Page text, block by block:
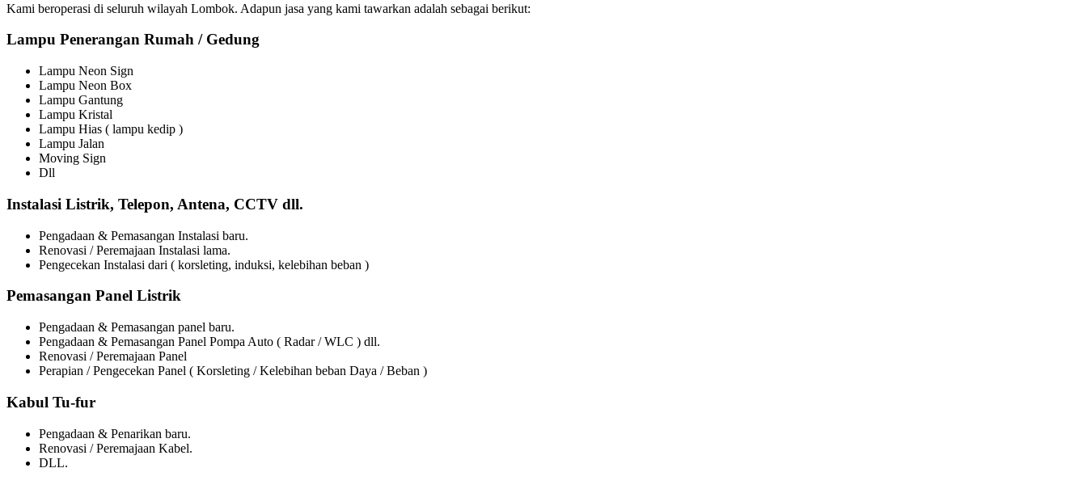
Kami beroperasi di seluruh wilayah Lombok. Adapun jasa yang kami tawarkan adalah sebagai berikut:
Lampu Penerangan Rumah / Gedung
Lampu Neon Sign
Lampu Neon Box
Lampu Gantung
Lampu Kristal
Lampu Hias ( lampu kedip )
Lampu Jalan
Moving Sign
Dll
Instalasi Listrik, Telepon, Antena, CCTV dll.
Pengadaan & Pemasangan Instalasi baru.
Renovasi / Peremajaan Instalasi lama.
Pengecekan Instalasi dari ( korsleting, induksi, kelebihan beban )
Pemasangan Panel Listrik
Pengadaan & Pemasangan panel baru.
Pengadaan & Pemasangan Panel Pompa Auto ( Radar / WLC ) dll.
Renovasi / Peremajaan Panel
Perapian / Pengecekan Panel ( Korsleting / Kelebihan beban Daya / Beban )
Kabul Tu-fur
Pengadaan & Penarikan baru.
Renovasi / Peremajaan Kabel.
DLL.